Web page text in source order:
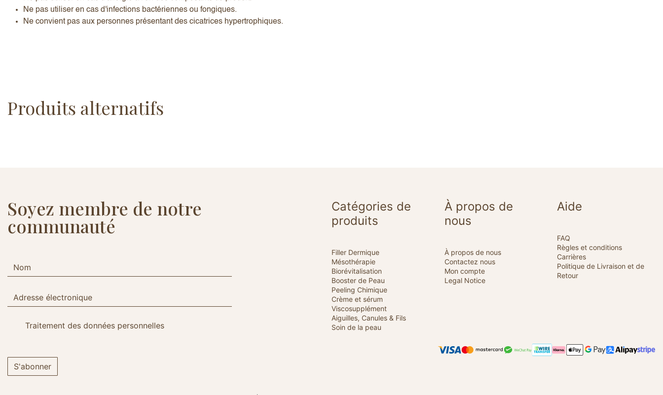
Ne pas utiliser en cas d'infections bactériennes ou fongiques.
Ne convient pas aux personnes présentant des cicatrices hypertrophiques.
Produits alternatifs
Soyez membre de notre
communauté
Traitement des données personnelles
S'abonner
Catégories de
produits
Filler Dermique
Mésothérapie
Biorévitalisation
Booster de Peau
Peeling Chimique
Crème et sérum
Viscosupplément
Aiguilles, Canules & Fils
Soin de la peau
À propos de
nous
À propos de nous
Contactez nous
Mon compte
Legal Notice
Aide
FAQ
Règles et conditions
Carrières
Politique de Livraison et de
Retour